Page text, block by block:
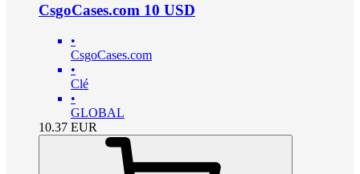
CsgoCases.com 10 USD
•
CsgoCases.com
•
Clé
•
GLOBAL
10.37 EUR